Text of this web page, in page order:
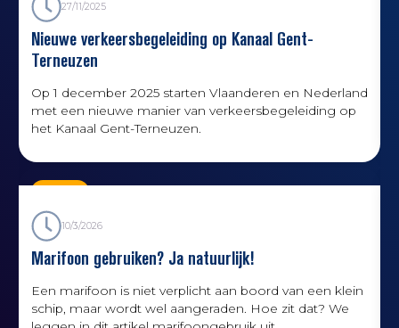
27/11/2025
Nieuwe verkeersbegeleiding op Kanaal Gent-
Terneuzen
Op 1 december 2025 starten Vlaanderen en Nederland
met een nieuwe manier van verkeersbegeleiding op
het Kanaal Gent-Terneuzen.
10/3/2026
Marifoon gebruiken? Ja natuurlijk!
Een marifoon is niet verplicht aan boord van een klein
schip, maar wordt wel aangeraden. Hoe zit dat? We